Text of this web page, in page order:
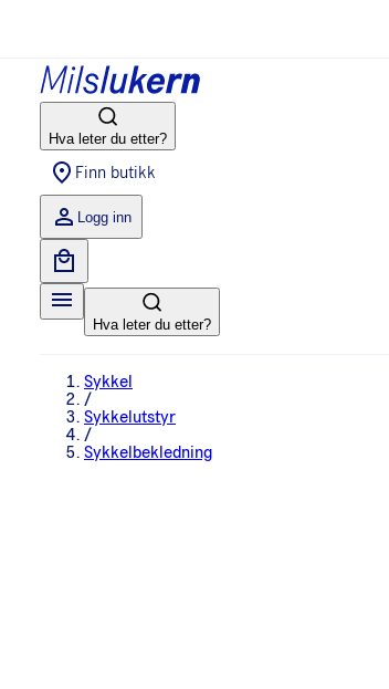
Hva leter du etter?
Finn butikk
Logg inn
Hva leter du etter?
Sykkel
/
Sykkelutstyr
/
Sykkelbekledning